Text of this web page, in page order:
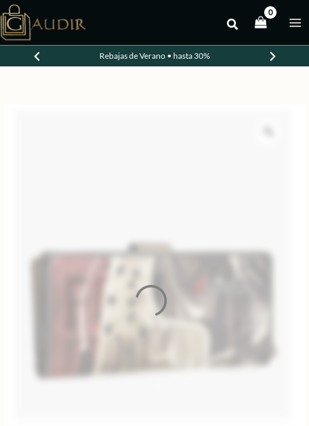
al
contenido
Rebajas de Verano • hasta 30%
-20%